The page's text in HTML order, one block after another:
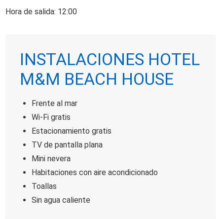
Hora de salida: 12:00
INSTALACIONES HOTEL
M&M BEACH HOUSE
Frente al mar
Wi-Fi gratis
Estacionamiento gratis
TV de pantalla plana
Mini nevera
Habitaciones con aire acondicionado
Toallas
Sin agua caliente